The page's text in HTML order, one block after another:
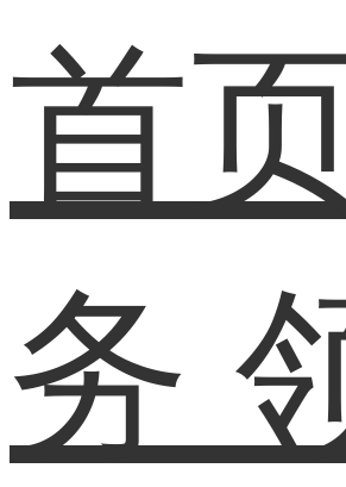
首
务